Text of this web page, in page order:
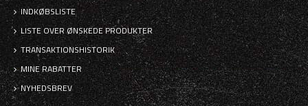
INDKØBSLISTE
LISTE OVER ØNSKEDE PRODUKTER
TRANSAKTIONSHISTORIK
MINE RABATTER
NYHEDSBREV